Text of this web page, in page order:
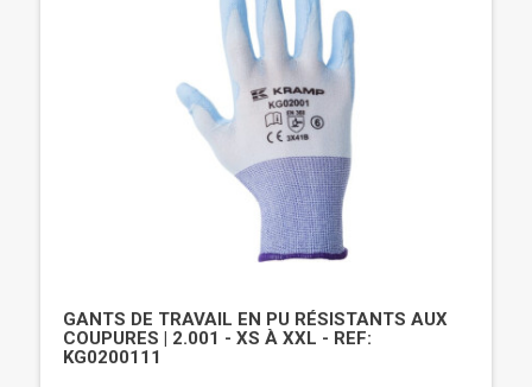
GANTS DE TRAVAIL EN PU RÉSISTANTS AUX
COUPURES | 2.001 - XS À XXL - REF:
KG0200111